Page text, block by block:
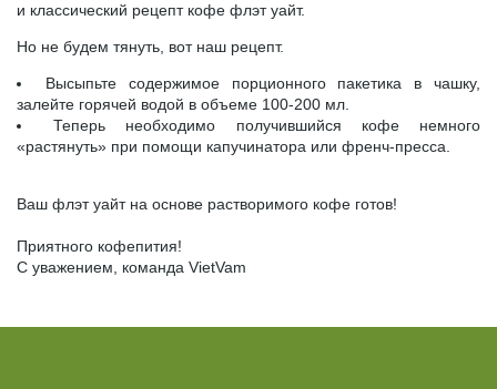
и классический рецепт кофе флэт уайт.
Но не будем тянуть, вот наш рецепт.
Высыпьте содержимое порционного пакетика в чашку,
залейте горячей водой в объеме 100-200 мл.
Теперь необходимо получившийся кофе немного
«растянуть» при помощи капучинатора или френч-пресса.
Ваш флэт уайт на основе растворимого кофе готов!
Приятного кофепития!
С уважением, команда VietVam